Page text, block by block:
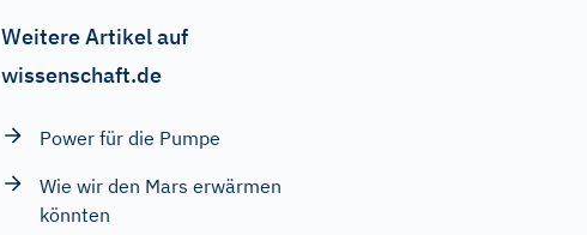
Weitere Artikel auf
wissenschaft.de
Power für die Pumpe
Wie wir den Mars erwärmen
könnten